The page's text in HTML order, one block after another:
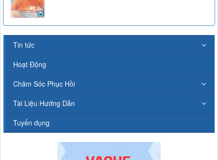
Tin tức
Hoạt Động
Chăm Sóc Phục Hồi
Tài Liệu Hướng Dẫn
Tuyển dụng